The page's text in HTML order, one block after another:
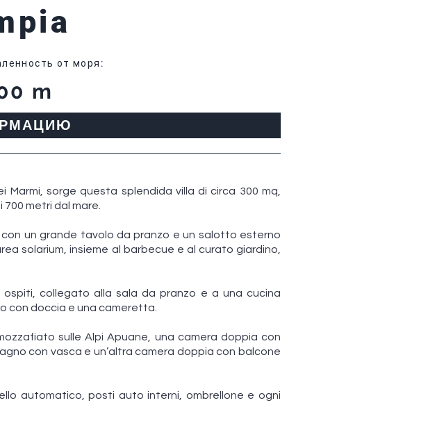
от моря :
m
sorge questa splendida villa di circa 300 mq,
metri dal mare.
un grande tavolo da pranzo e un salotto esterno
solarium, insieme al barbecue e al curato giardino,
collegato alla sala da pranzo e a una cucina
con doccia e una cameretta.
sulle Alpi Apuane, una camera doppia con
con vasca e un’altra camera doppia con balcone
automatico, posti auto interni, ombrellone e ogni